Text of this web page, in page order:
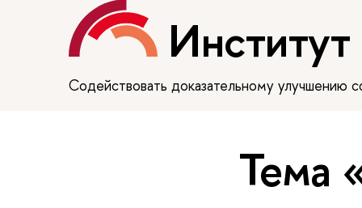
Содействовать доказательному улучшению
Тема